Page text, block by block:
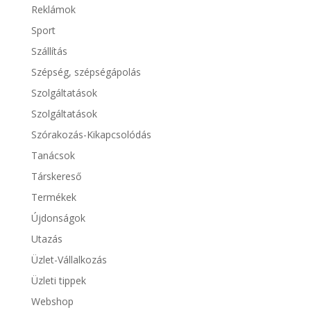
Reklámok
Sport
Szállítás
Szépség, szépségápolás
Szolgáltatások
Szolgáltatások
Szórakozás-Kikapcsolódás
Tanácsok
Társkereső
Termékek
Újdonságok
Utazás
Üzlet-Vállalkozás
Üzleti tippek
Webshop